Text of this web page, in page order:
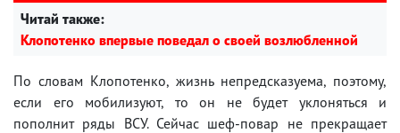
Читай также:
Клопотенко впервые поведал о своей возлюбленной
По словам Клопотенко, жизнь непредсказуема, поэтому,
если его мобилизуют, то он не будет уклоняться и
пополнит ряды ВСУ. Сейчас шеф-повар не прекращает